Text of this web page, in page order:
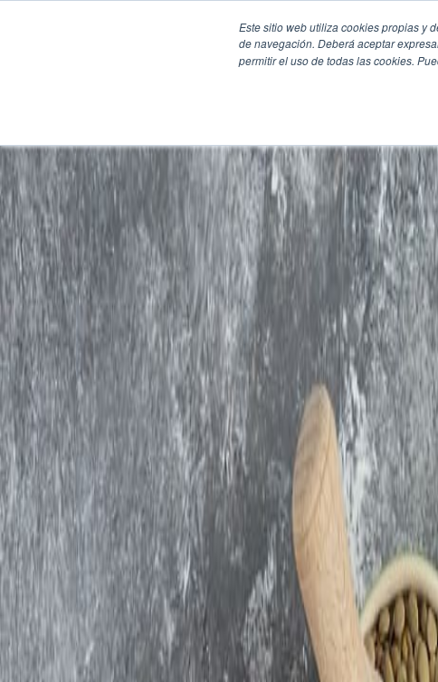
Este sitio web utiliza cookies propias y
de navegación. Deberá aceptar
permitir el uso de todas las cookies.
SECCIONES
EBOOKSMULTIMEDIA
NEWSLETTERS
EVENTO
BOLSA DE TRABAJO
Soluciones y tecnología alimentaria
Bebidas
Lácteos y derivados
Panificación y snacks
Cárnicos y alternativas plant-based
Confitería
Suplementos alimenticios
Métodos de control y regulaciones
Seguridad e inocuidad alimentaria
Normatividad y regulaciones
Packaging y procesamiento
Materiales
Diseño e innovación
Envasado y procesamiento
Ebooks Multimedia
Newsletters
Evento
Bolsa de trabajo